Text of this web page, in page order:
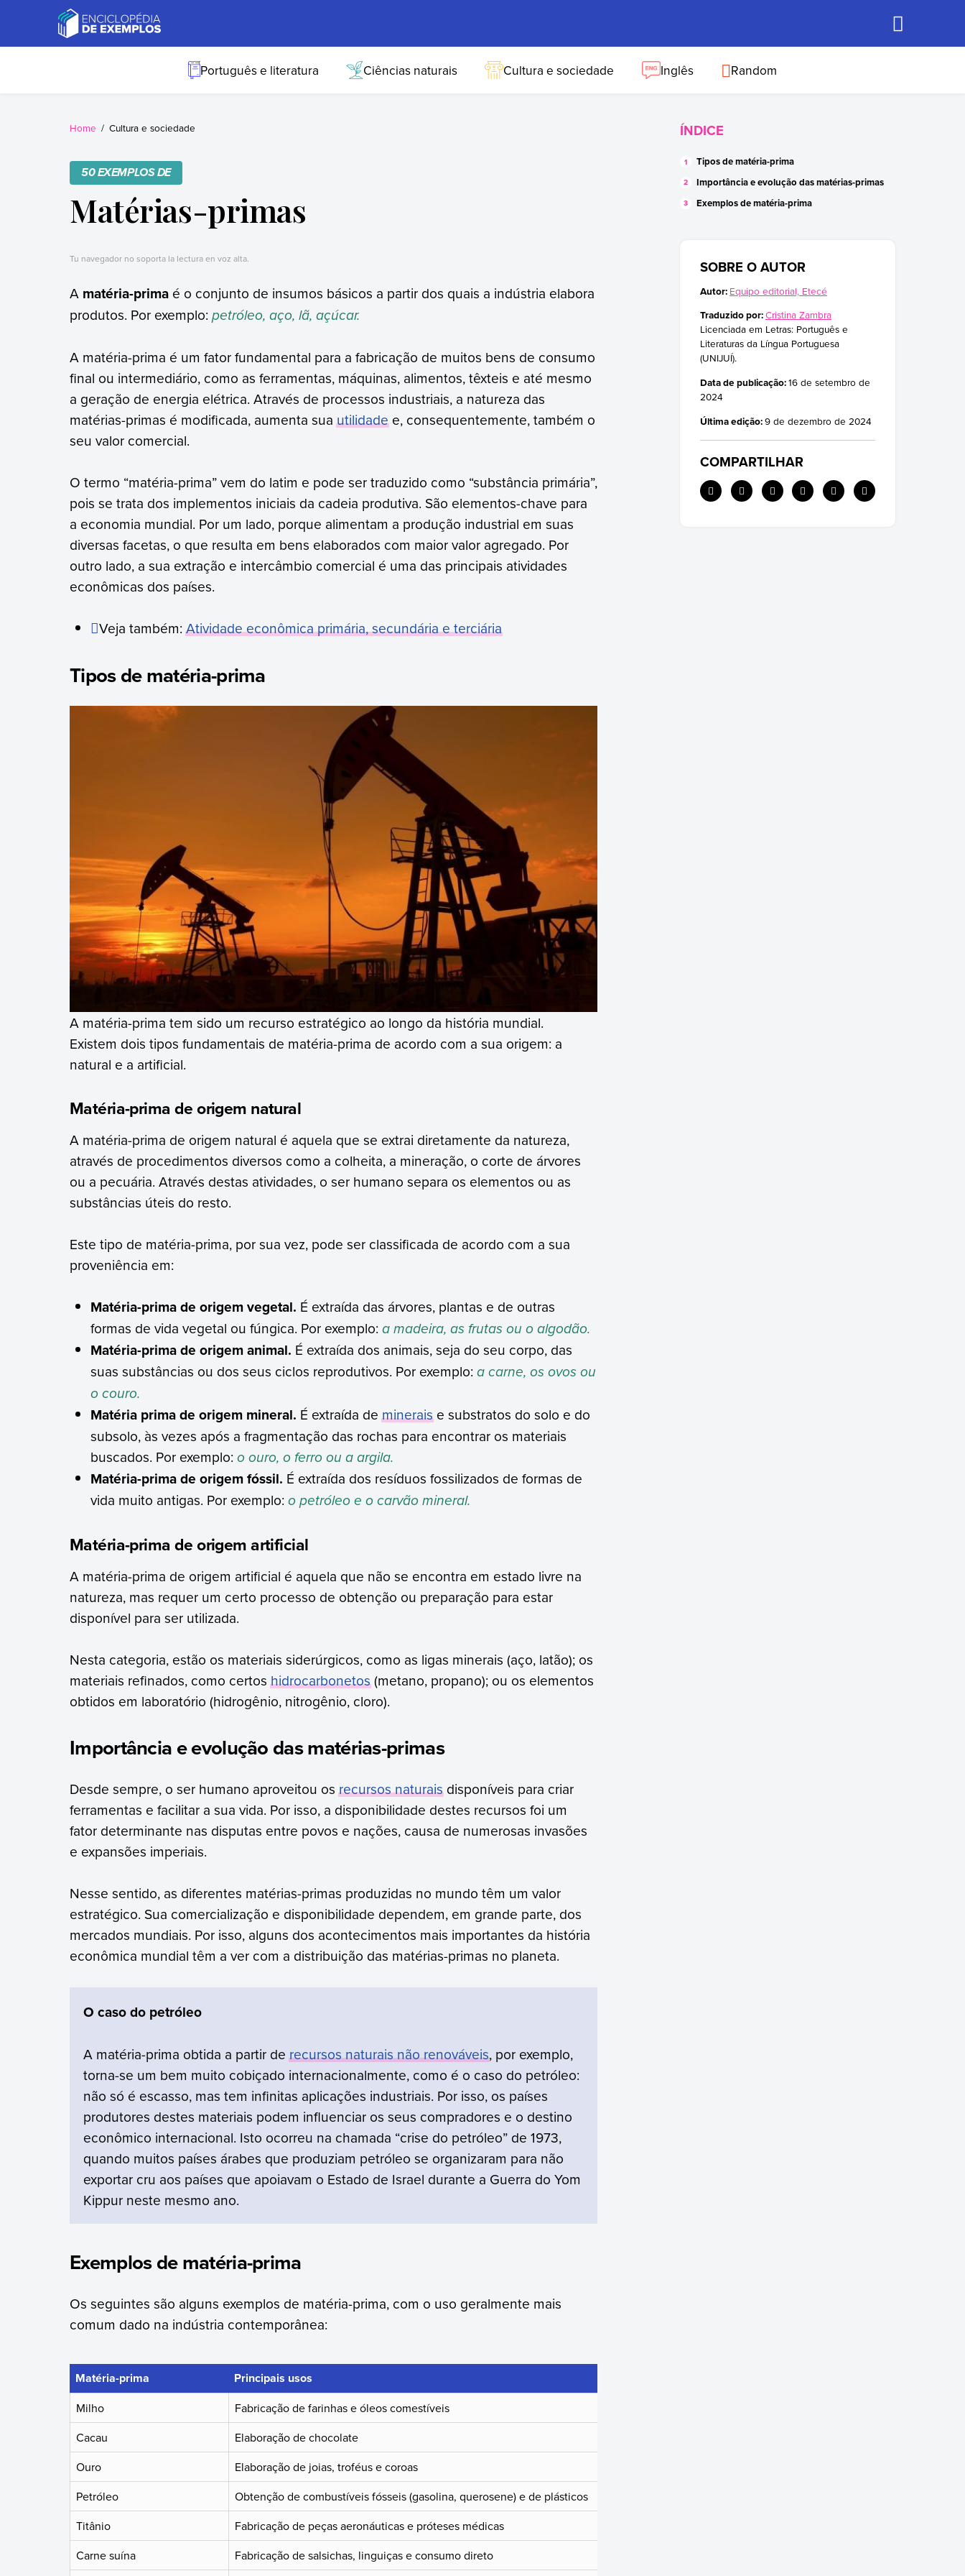
Exemplos
Precisa de
Português e literatura Ciências naturais Cultura e sociedade Inglês Random
Home Cultura e sociedade
50 EXEMPLOS DE
Matérias-primas
Tu navegador no soporta la lectura en voz alta.
Amatéria-prima é o conjunto de insumos básicos a partir dos quais a indústria elabora
produtos. Por exemplo: petróleo, aço, lã, açúcar.
A matéria-prima é um fator fundamental para a fabricação de muitos bens de consumo
final ou intermediário, como as ferramentas, máquinas, alimentos, têxteis e até mesmo
a geração de energia elétrica. Através de processos industriais, a natureza das
matérias-primas é modificada, aumenta suautilidadee, consequentemente, também o
seu valor comercial.
O termo “matéria-prima” vem do latim e pode ser traduzido como “substância primária”,
pois se trata dos implementos iniciais da cadeia produtiva. São elementos-chave para
a economia mundial. Por um lado, porque alimentam a produção industrial em suas
diversas facetas, o que resulta em bens elaborados com maior valor agregado. Por
outro lado, a sua extração e intercâmbio comercial é uma das principais atividades
econômicas dos países.
Veja também:Atividade econômica primária, secundária e terciária
Tipos de matéria-prima
A matéria-prima tem sido um recurso estratégico ao longo da história mundial.
Existem dois tipos fundamentais de matéria-prima de acordo com a sua origem: a
natural e a artificial.
Matéria-prima de origem natural
A matéria-prima de origem natural é aquela que se extrai diretamente da natureza,
através de procedimentos diversos como a colheita, a mineração, o corte de árvores
ou a pecuária. Através destas atividades, o ser humano separa os elementos ou as
substâncias úteis do resto.
Este tipo de matéria-prima, por sua vez, pode ser classificada de acordo com a sua
proveniência em:
Matéria-prima de origem vegetal. É extraída das árvores, plantas e de outras
formas de vida vegetal ou fúngica. Por exemplo:a madeira, as frutas ou o algodão.
Matéria-prima de origem animal. É extraída dos animais, seja do seu corpo, das
suas substâncias ou dos seus ciclos reprodutivos. Por exemplo:a carne, os ovos ou
o couro.
Matéria prima de origem mineral. É extraída demineraise substratos do solo e do
subsolo, às vezes após a fragmentação das rochas para encontrar os materiais
buscados. Por exemplo:o ouro, o ferro ou a argila.
Matéria-prima de origem fóssil. É extraída dos resíduos fossilizados de formas de
vida muito antigas. Por exemplo:o petróleo e o carvão mineral.
Matéria-prima de origem artificial
A matéria-prima de origem artificial é aquela que não se encontra em estado livre na
natureza, mas requer um certo processo de obtenção ou preparação para estar
disponível para ser utilizada.
Nesta categoria, estão os materiais siderúrgicos, como as ligas minerais (aço, latão); os
materiais refinados, como certoshidrocarbonetos(metano, propano); ou os elementos
obtidos em laboratório (hidrogênio, nitrogênio, cloro).
Importância e evolução das matérias-primas
Desde sempre, o ser humano aproveitou osrecursos naturaisdisponíveis para criar
ferramentas e facilitar a sua vida. Por isso, a disponibilidade destes recursos foi um
fator determinante nas disputas entre povos e nações, causa de numerosas invasões
e expansões imperiais.
Nesse sentido, as diferentes matérias-primas produzidas no mundo têm um valor
estratégico. Sua comercialização e disponibilidade dependem, em grande parte, dos
mercados mundiais. Por isso, alguns dos acontecimentos mais importantes da história
econômica mundial têm a ver com a distribuição das matérias-primas no planeta.
O caso do petróleo
A matéria-prima obtida a partir derecursos naturais não renováveis, por exemplo,
torna-se um bem muito cobiçado internacionalmente, como é o caso do petróleo:
não só é escasso, mas tem infinitas aplicações industriais. Por isso, os países
produtores destes materiais podem influenciar os seus compradores e o destino
econômico internacional. Isto ocorreu na chamada “crise do petróleo” de 1973,
quando muitos países árabes que produziam petróleo se organizaram para não
exportar cru aos países que apoiavam o Estado de Israel durante a Guerra do Yom
Kippur neste mesmo ano.
Exemplos de matéria-prima
Os seguintes são alguns exemplos de matéria-prima, com o uso geralmente mais
comum dado na indústria contemporânea:
Matéria-prima Principais usos
Milho
Fabricação de farinhas e óleos comestíveis
Cacau
Elaboração de chocolate
Ouro
Elaboração de joias, troféus e coroas
Petróleo
Obtenção de combustíveis fósseis (gasolina, querosene) e de plásticos
Titânio
Fabricação de peças aeronáuticas e próteses médicas
Carne suína
Fabricação de salsichas, linguiças e consumo direto
ÍNDICE
Tipos de matéria-prima
Importância e evolução das matérias-primas
Exemplos de matéria-prima
SOBRE O AUTOR
Autor: Equipo editorial, Etecé
Traduzido por:Cristina Zambra
Licenciada em Letras: Português e
Literaturas da Língua Portuguesa
(UNIJUÍ).
Data de publicação:16 de setembro de
2024
Última edição:9 de dezembro de 2024
COMPARTILHAR